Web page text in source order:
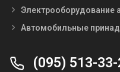
Электрооборудование
Автомобильные
(095) 513-